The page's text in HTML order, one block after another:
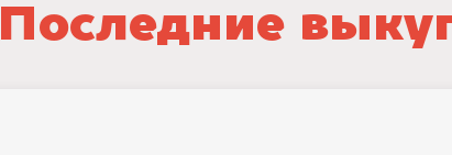
Последние